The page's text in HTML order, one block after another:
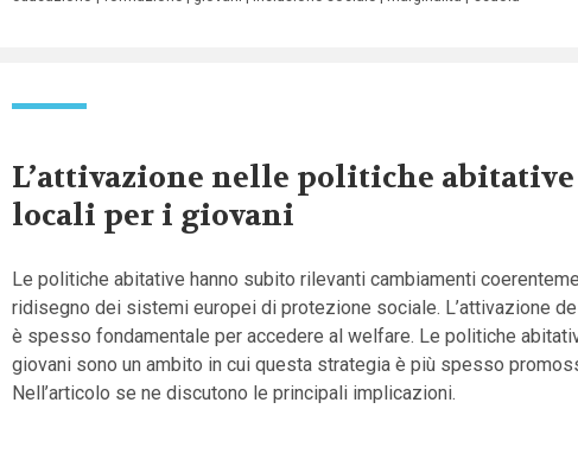
L’attivazione nelle politiche abitative
locali per i giovani
Le politiche abitative hanno subito rilevanti cambiamenti
ridisegno dei sistemi europei di protezione sociale. L’attivazione
è spesso fondamentale per accedere al welfare. Le politiche
giovani sono un ambito in cui questa strategia è più spesso
Nell’articolo se ne discutono le principali implicazioni.